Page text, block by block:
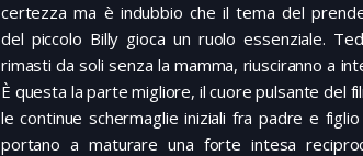
certezza ma è indubbio che il tema del
del piccolo Billy gioca un ruolo essenziale.
rimasti da soli senza la mamma, riusciranno a
È questa la parte migliore, il cuore pulsante del
le continue schermaglie iniziali fra padre e figlio
portano a maturare una forte intesa